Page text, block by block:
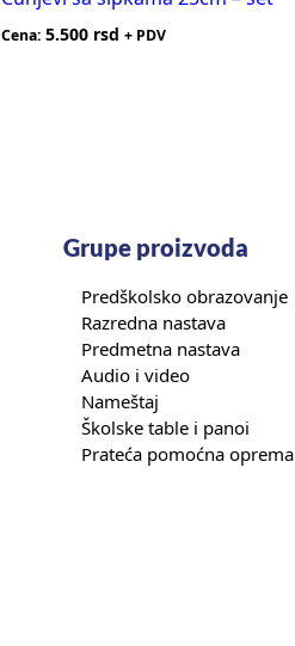
Cena: 5.500 rsd + PDV
Grupe proizvoda
Predškolsko obrazovanje
Razredna nastava
Predmetna nastava
Audio i video
Nameštaj
Školske table i panoi
Prateća pomoćna oprema